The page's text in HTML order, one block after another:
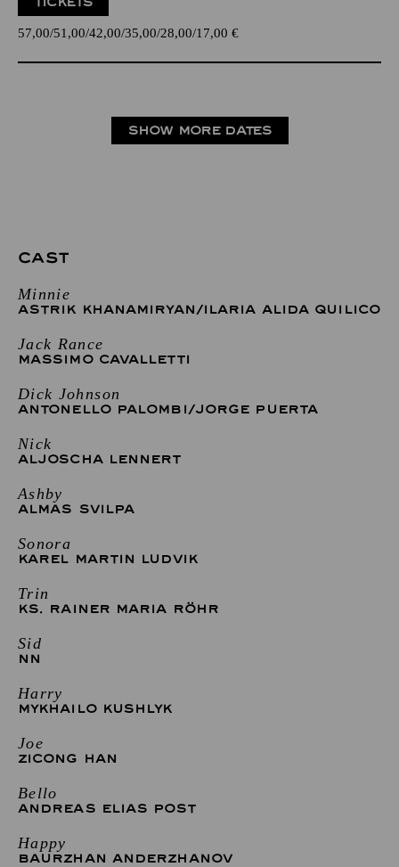
57,00 51,00 42,00 35,00 28,00 17,00 €
SHOW MORE DATES
CAST
Minnie
ASTRIK KHANAMIRYAN/ILARIA ALIDA QUILICO
Jack Rance
MASSIMO CAVALLETTI
Dick Johnson
ANTONELLO PALOMBI/JORGE PUERTA
Nick
ALJOSCHA LENNERT
Ashby
ALMAS SVILPA
Sonora
KAREL MARTIN LUDVIK
Trin
KS. RAINER MARIA RÖHR
Sid
NN
Harry
MYKHAILO KUSHLYK
Joe
ZICONG HAN
Bello
ANDREAS ELIAS POST
Happy
BAURZHAN ANDERZHANOV